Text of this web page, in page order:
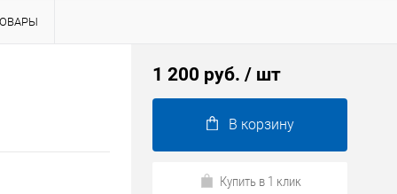
1 200 руб. / шт
В корзину
Купить в 1 клик